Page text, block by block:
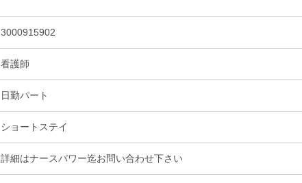
3000915902
看護師
日勤パート
ショートステイ
詳細はナースパワー迄お問い合わせ下さい